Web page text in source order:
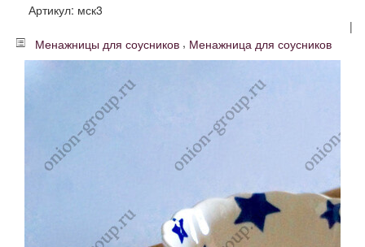
Артикул: мск3
|
Менажницы для соусников , Менажница для соусников